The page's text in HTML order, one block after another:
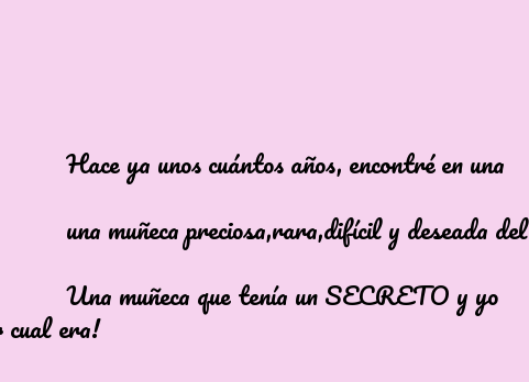
cuántos años, encontré en una
preciosa,rara,difícil y deseada del
que tenía un SECRETO y yo
cual era!